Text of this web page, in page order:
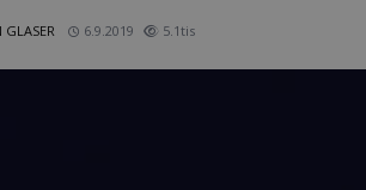
GLASER 6.9.2019 5.1tis